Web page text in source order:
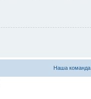
Наша команда